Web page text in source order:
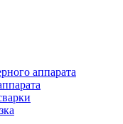
аппарата